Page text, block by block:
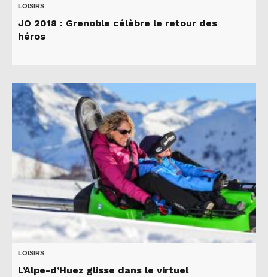
LOISIRS
JO 2018 : Grenoble célèbre le retour des
héros
LOISIRS
L’Alpe-d’Huez glisse dans le virtuel